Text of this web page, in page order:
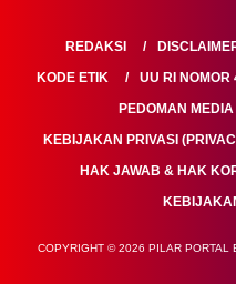
REDAKSI
KODE ETIK
UU RI NOMOR
PEDOMAN
KEBIJAKAN PRIVASI
HAK JAWAB & HAK
COPYRIGHT © 2026 PILAR PORTAL